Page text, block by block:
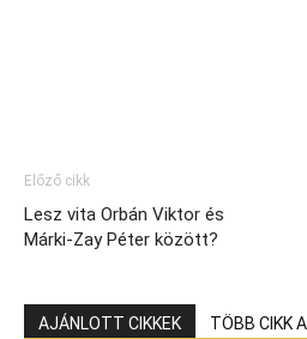
Előző cikk
Lesz vita Orbán Viktor és
Márki-Zay Péter között?
AJÁNLOTT CIKKEK TÖBB CIKK